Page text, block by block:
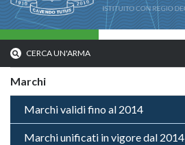
CERCA UN'ARMA
Marchi
Marchi validi fino al 2014
Marchi unificati in vigore dal 2014